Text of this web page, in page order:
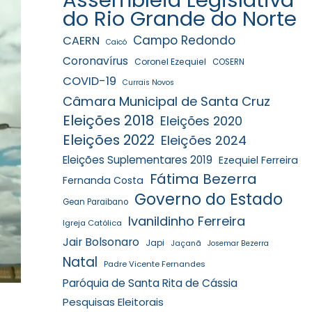
do Rio Grande do Norte
CAERN Caicó Campo Redondo
Coronavírus Coronel Ezequiel COSERN
COVID-19 Currais Novos
Câmara Municipal de Santa Cruz
Eleições 2018 Eleições 2020
Eleições 2022 Eleições 2024
Eleições Suplementares 2019 Ezequiel Ferreira
Fernanda Costa Fátima Bezerra
Gean Paraibano Governo do Estado
Igreja Católica Ivanildinho Ferreira
Jair Bolsonaro Japi Jaçanã Josemar Bezerra
Natal Padre Vicente Fernandes
Paróquia de Santa Rita de Cássia
Pesquisas Eleitorais